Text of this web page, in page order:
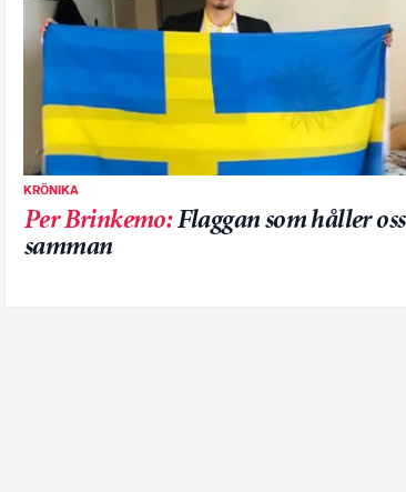
KRÖNIKA
Per Brinkemo:Flaggan som håller oss
samman